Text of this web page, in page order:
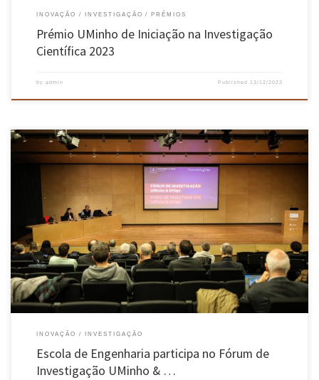
INOVAÇÃO INVESTIGAÇÃO PRÉMIOS
Prémio UMinho de Iniciação na Investigação
Científica 2023
by admin Published 13/12/2023
A Universidade do Minho e a Universidade de Vigo (Galiza) promoveram a 22 de novembro
um Fórum de Investigação, para darem a conhecer os seus projetos em 11 áreas científicas e
aprofundarem a cooperação. A iniciativa decorreu no auditório Zulmira Simões da Escola de
Medicina da UMinho, no campus de […]
INOVAÇÃO INVESTIGAÇÃO
Escola de Engenharia participa no Fórum de
Investigação UMinho & …